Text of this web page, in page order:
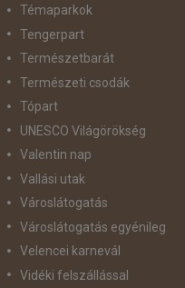
Témaparkok
Tengerpart
Természetbarát
Természeti csodák
Tópart
UNESCO Világörökség
Valentin nap
Vallási utak
Városlátogatás
Városlátogatás egyénileg
Velencei karnevál
Vidéki felszállással